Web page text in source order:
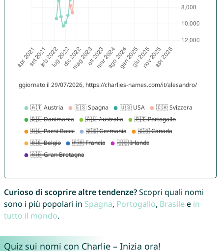
Curioso di scoprire altre tendenze?Scopri quali nomi
sono i più popolari in Spagna, Portogallo, Brasile e in
tutto il mondo.
Quiz sui nomi con Charlie – Inizia ora!